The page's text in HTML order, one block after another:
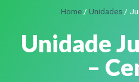
Home / Unidades /
Unidade
–